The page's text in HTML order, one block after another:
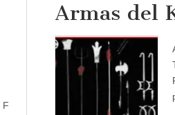
Armas del
F